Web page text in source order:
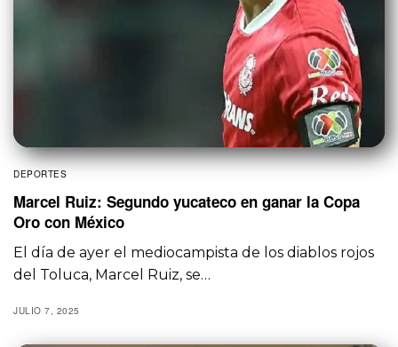
DEPORTES
Marcel Ruiz: Segundo yucateco en ganar la Copa
Oro con México
El día de ayer el mediocampista de los diablos rojos
del Toluca, Marcel Ruiz, se…
JULIO 7, 2025